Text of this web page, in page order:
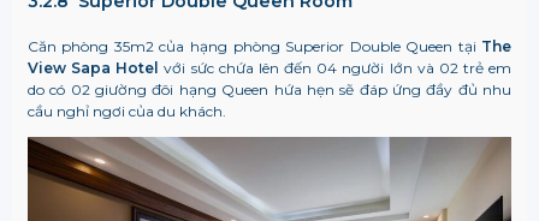
Căn phòng 35m2 của hạng phòng Superior Double Queen tại The
View Sapa Hotelvới sức chứa lên đến 04 người lớn và 02 trẻ em
do có 02 giường đôi hạng Queen hứa hẹn sẽ đáp ứng đầy đủ nhu
cầu nghỉ ngơi của du khách.